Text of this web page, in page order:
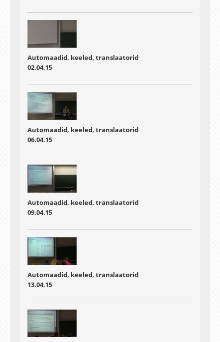
Automaadid, keeled, translaatorid
02.04.15
Automaadid, keeled, translaatorid
06.04.15
Automaadid, keeled, translaatorid
09.04.15
Automaadid, keeled, translaatorid
13.04.15